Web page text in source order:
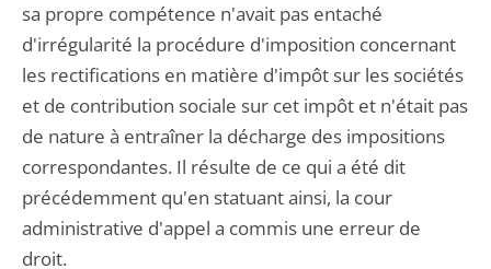
sa propre compétence n'avait pas entaché
d'irrégularité la procédure d'imposition concernant
les rectifications en matière d'impôt sur les sociétés
et de contribution sociale sur cet impôt et n'était pas
de nature à entraîner la décharge des impositions
correspondantes. Il résulte de ce qui a été dit
précédemment qu'en statuant ainsi, la cour
administrative d'appel a commis une erreur de
droit.